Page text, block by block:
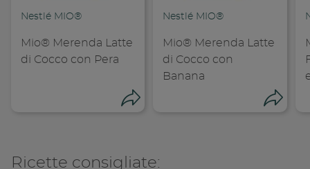
Nestlé MIO®
Mio® Merenda Latte
di Cocco con Pera
Nestlé MIO®
Mio® Merenda Latte
di Cocco con
Banana
Ricette consigliate: